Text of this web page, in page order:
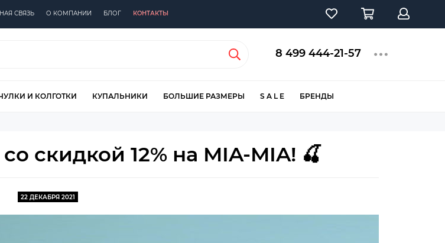
СВЯЗЬ О КОМПАНИИ БЛОГ КОНТАКТЫ
8 499 444-21-57
И КОЛГОТКИ КУПАЛЬНИКИ БОЛЬШИЕ РАЗМЕРЫ S A L E БРЕНДЫ
скидкой 12% на MIA-MIA! 🍒
22 ДЕКАБРЯ 2021